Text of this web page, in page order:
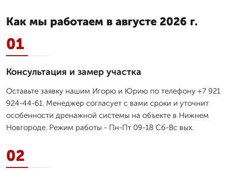
Как мы работаем в августе 2026 г.
01
Консультация и замер участка
Оставьте заявку нашим Игорю и Юрию по телефону +7 921
924-44-61. Менеджер согласует с вами сроки и уточнит
особенности дренажной системы на объекте в Нижнем
Новгороде. Режим работы - Пн-Пт 09-18 Сб-Вс вых.
02